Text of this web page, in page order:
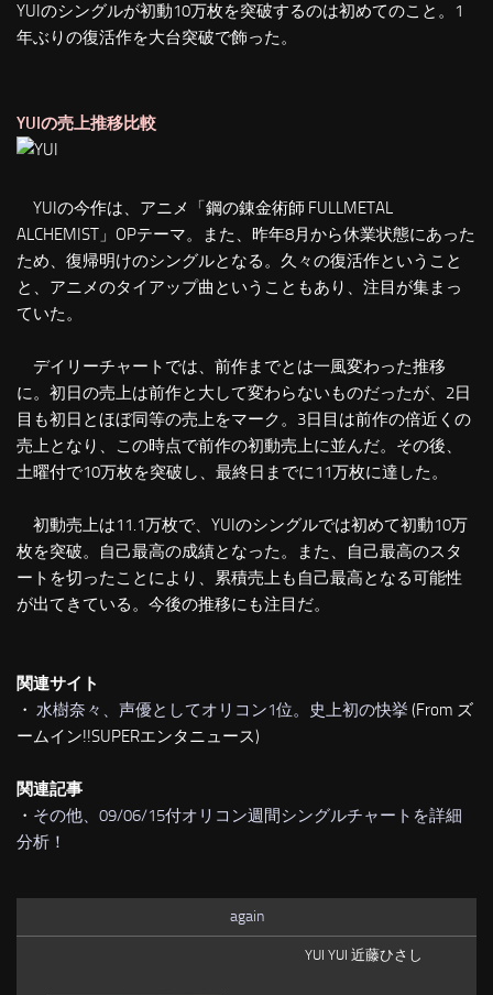
YUIのシングルが初動10万枚を突破するのは初めてのこと。1
年ぶりの復活作を大台突破で飾った。
YUIの売上推移比較
YUIの今作は、アニメ「鋼の錬金術師 FULLMETAL
ALCHEMIST」OPテーマ。また、昨年8月から休業状態にあった
ため、復帰明けのシングルとなる。久々の復活作ということ
と、アニメのタイアップ曲ということもあり、注目が集まっ
ていた。
デイリーチャートでは、前作までとは一風変わった推移
に。初日の売上は前作と大して変わらないものだったが、2日
目も初日とほぼ同等の売上をマーク。3日目は前作の倍近くの
売上となり、この時点で前作の初動売上に並んだ。その後、
土曜付で10万枚を突破し、最終日までに11万枚に達した。
初動売上は11.1万枚で、YUIのシングルでは初めて初動10万
枚を突破。自己最高の成績となった。また、自己最高のスタ
ートを切ったことにより、累積売上も自己最高となる可能性
が出てきている。今後の推移にも注目だ。
関連サイト
・ 水樹奈々、声優としてオリコン1位。史上初の快挙 (From ズ
ームイン!!SUPERエンタニュース)
関連記事
・ その他、09/06/15付オリコン週間シングルチャートを詳細
分析！
again
YUI YUI 近藤ひさし